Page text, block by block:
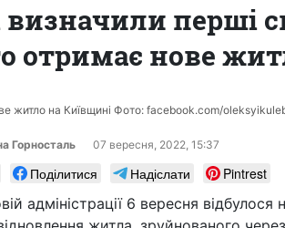
перші
отримає нове
житло на Київщині Фото: facebook.com/
Горносталь 07 вересня, 2022, 15:37
Поділитися Надіслати
Pintrest
адміністрації 6 вересня відбулося